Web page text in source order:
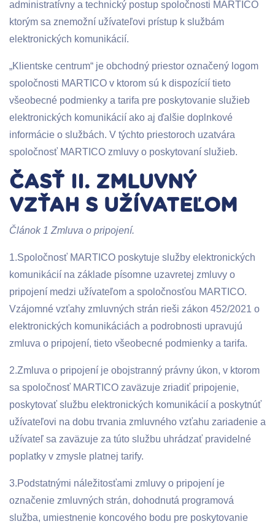
administratívny a technický postup spoločnosti MARTICO
ktorým sa znemožní užívateľovi prístup k službám
elektronických komunikácií.
„Klientske centrum“ je obchodný priestor označený logom
spoločnosti MARTICO v ktorom sú k dispozícií tieto
všeobecné podmienky a tarifa pre poskytovanie služieb
elektronických komunikácií ako aj ďalšie doplnkové
informácie o službách. V týchto priestoroch uzatvára
spoločnosť MARTICO zmluvy o poskytovaní služieb.
ČASŤ II. ZMLUVNÝ
VZŤAH S UŽÍVATEĽOM
Článok 1 Zmluva o pripojení.
1.Spoločnosť MARTICO poskytuje služby elektronických
komunikácií na základe písomne uzavretej zmluvy o
pripojení medzi užívateľom a spoločnosťou MARTICO.
Vzájomné vzťahy zmluvných strán rieši zákon 452/2021 o
elektronických komunikáciách a podrobnosti upravujú
zmluva o pripojení, tieto všeobecné podmienky a tarifa.
2.Zmluva o pripojení je obojstranný právny úkon, v ktorom
sa spoločnosť MARTICO zaväzuje zriadiť pripojenie,
poskytovať službu elektronických komunikácií a poskytnúť
užívateľovi na dobu trvania zmluvného vzťahu zariadenie a
užívateľ sa zaväzuje za túto službu uhrádzať pravidelné
poplatky v zmysle platnej tarify.
3.Podstatnými náležitosťami zmluvy o pripojení je
označenie zmluvných strán, dohodnutá programová
služba, umiestnenie koncového bodu pre poskytovanie